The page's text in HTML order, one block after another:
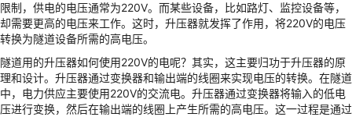
限制，供电的电压通常为220V。而某些设备，比如路灯、监控设备等，
却需要更高的电压来工作。这时，升压器就发挥了作用，将220V的电压
转换为隧道设备所需的高电压。
隧道用的升压器如何使用220V的电呢？其实，这主要归功于升压器的原
理和设计。升压器通过变换器和输出端的线圈来实现电压的转换。在隧道
中，电力供应主要使用220V的交流电。升压器通过变换器将输入的低电
压进行变换，然后在输出端的线圈上产生所需的高电压。这一过程是通过